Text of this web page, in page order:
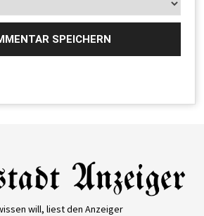
will, liest den Anzeiger